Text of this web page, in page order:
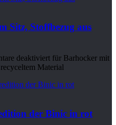
Sitz, Stoffbezug aus
deaktiviert für Barhocker mit
Material
der Binic in rot